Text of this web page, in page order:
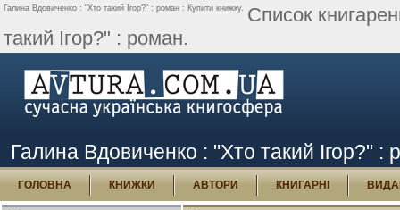
Галина Вдовиченко : "Хто такий Ігор?" : роман : Купити книжку. Список
такий Ігор?" : роман.
Галина Вдовиченко : "Хто такий Ігор?" :
ГОЛОВНА КНИЖКИ АВТОРИ КНИГАРНІ